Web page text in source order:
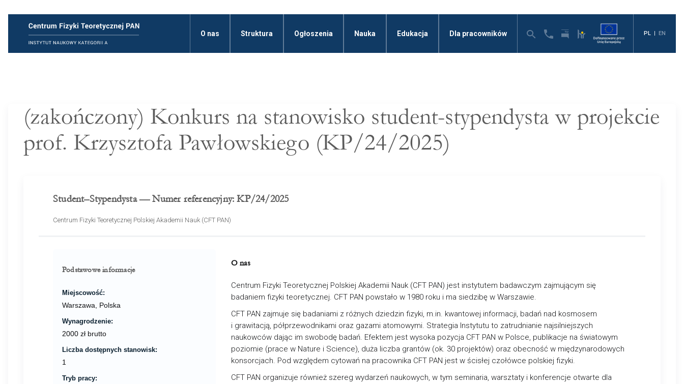
O nas Struktura Ogłoszenia Nauka Edukacja Dla pracowników PL | EN
(zakończony) Konkurs na stanowisko student-stypendysta w projekcie
prof. Krzysztofa Pawłowskiego (KP/24/2025)
Student–Stypendysta — Numer referencyjny: KP/24/2025
Centrum Fizyki Teoretycznej Polskiej Akademii Nauk (CFT PAN)
Podstawowe informacje
Miejscowość:
Warszawa, Polska
Wynagrodzenie:
2000 zł brutto
Liczba dostępnych stanowisk:
1
Tryb pracy:
O nas
Centrum Fizyki Teoretycznej Polskiej Akademii Nauk (CFT PAN) jest instytutem badawczym zajmującym się
badaniem fizyki teoretycznej. CFT PAN powstało w 1980 roku i ma siedzibę w Warszawie.
CFT PAN zajmuje się badaniami z różnych dziedzin fizyki, m.in. kwantowej informacji, badań nad kosmosem
i grawitacją, półprzewodnikami oraz gazami atomowymi. Strategia Instytutu to zatrudnianie najsilniejszych
naukowców dając im swobodę badań. Efektem jest wysoka pozycja CFT PAN w Polsce, publikacje na światowym
poziomie (prace w Nature i Science), duża liczba grantów (ok. 30 projektów) oraz obecność w międzynarodowych
konsorcjach. Pod względem cytowań na pracownika CFT PAN jest w ścisłej czołówce polskiej fizyki.
CFT PAN organizuje również szereg wydarzeń naukowych, w tym seminaria, warsztaty i konferencje otwarte dla